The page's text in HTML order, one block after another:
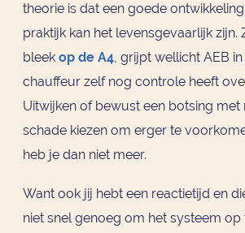
theorie is dat een goede
praktijk kan het levensgevaarlijk zijn.
bleek op de A4, grijpt wellicht AEB
chauffeur zelf nog controle heeft
Uitwijken of bewust een botsing met
schade kiezen om erger te
heb je dan niet meer.
Want ook jij hebt een reactietijd en
niet snel genoeg om het systeem op